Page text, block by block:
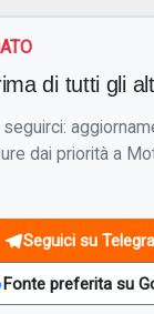
di tutti gli
dai priorità a
Seguici su
Fonte preferita su